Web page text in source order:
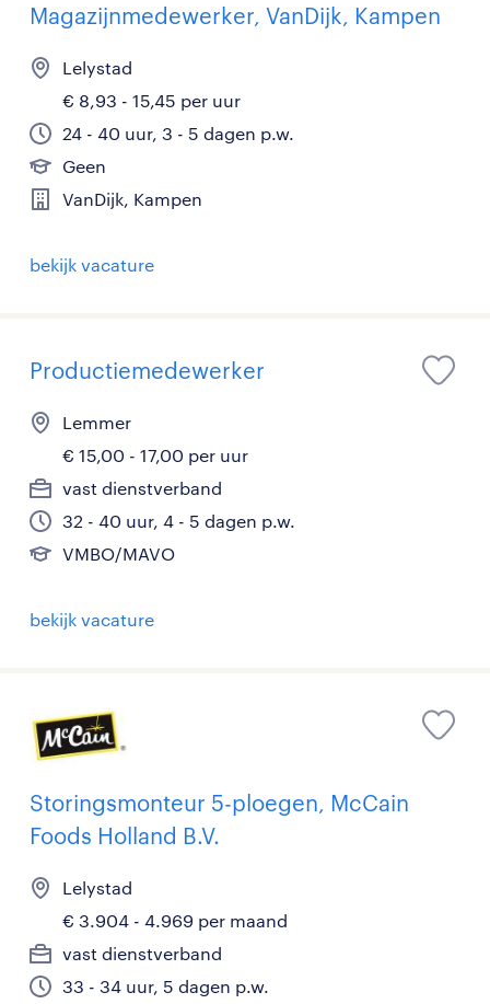
Magazijnmedewerker, VanDijk, Kampen
Lelystad
€ 8,93 - 15,45 per uur
24 - 40 uur, 3 - 5 dagen p.w.
Geen
VanDijk, Kampen
bekijk vacature
Productiemedewerker
Lemmer
€ 15,00 - 17,00 per uur
vast dienstverband
32 - 40 uur, 4 - 5 dagen p.w.
VMBO/MAVO
bekijk vacature
Storingsmonteur 5-ploegen, McCain
Foods Holland B.V.
Lelystad
€ 3.904 - 4.969 per maand
vast dienstverband
33 - 34 uur, 5 dagen p.w.